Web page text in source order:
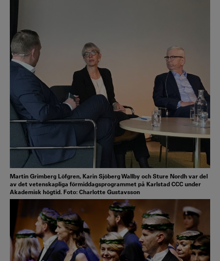
Martin Grimberg Löfgren, Karin Sjöberg Wallby och Sture Nordh var del
av det vetenskapliga förmiddagsprogrammet på Karlstad CCC under
Akademisk högtid. Foto: Charlotte Gustavsson